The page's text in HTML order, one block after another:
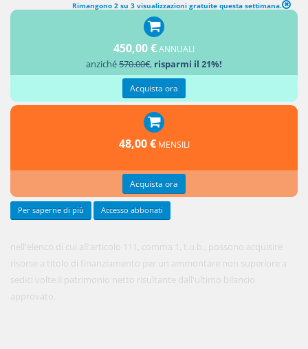
LIMITI ALL'INDEBITAMENTO
nell'elenco di cui all'articolo 111, comma 1, t.u.b., possono acquisire
risorse a titolo di finanziamento per un ammontare non superiore a
sedici volte il patrimonio netto risultante dall'ultimo bilancio
approvato.
Rimangono 2 su 3 visualizzazioni gratuite questa settimana.
450,00 €ANNUALI
anziché570.00€, risparmi il 21%!
Acquista ora
48,00 € MENSILI
Acquista ora
Per saperne di più Accesso abbonati